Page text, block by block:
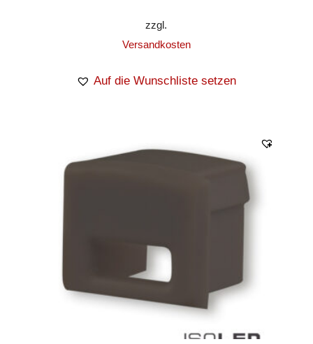
zzgl.
Versandkosten
Auf die Wunschliste setzen